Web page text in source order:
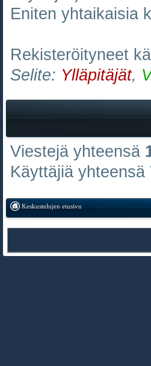
Eniten yhtaikaisia
Rekisteröityneet
Selite: Ylläpitäjät,
Viestejä yhteensä
Käyttäjiä yhteensä
Keskustelujen etusivu